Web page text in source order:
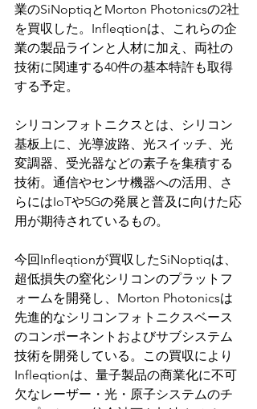
業のSiNoptiqとMorton Photonicsの2社
を買収した。Infleqtionは、これらの企
業の製品ラインと人材に加え、両社の
技術に関連する40件の基本特許も取得
する予定。
シリコンフォトニクスとは、シリコン
基板上に、光導波路、光スイッチ、光
変調器、受光器などの素子を集積する
技術。通信やセンサ機器への活用、さ
らにはIoTや5Gの発展と普及に向けた応
用が期待されているもの。
今回Infleqtionが買収したSiNoptiqは、
超低損失の窒化シリコンのプラットフ
ォームを開発し、Morton Photonicsは
先進的なシリコンフォトニクスベース
のコンポーネントおよびサブシステム
技術を開発している。この買収により
Infleqtionは、量子製品の商業化に不可
欠なレーザー・光・原子システムのチ